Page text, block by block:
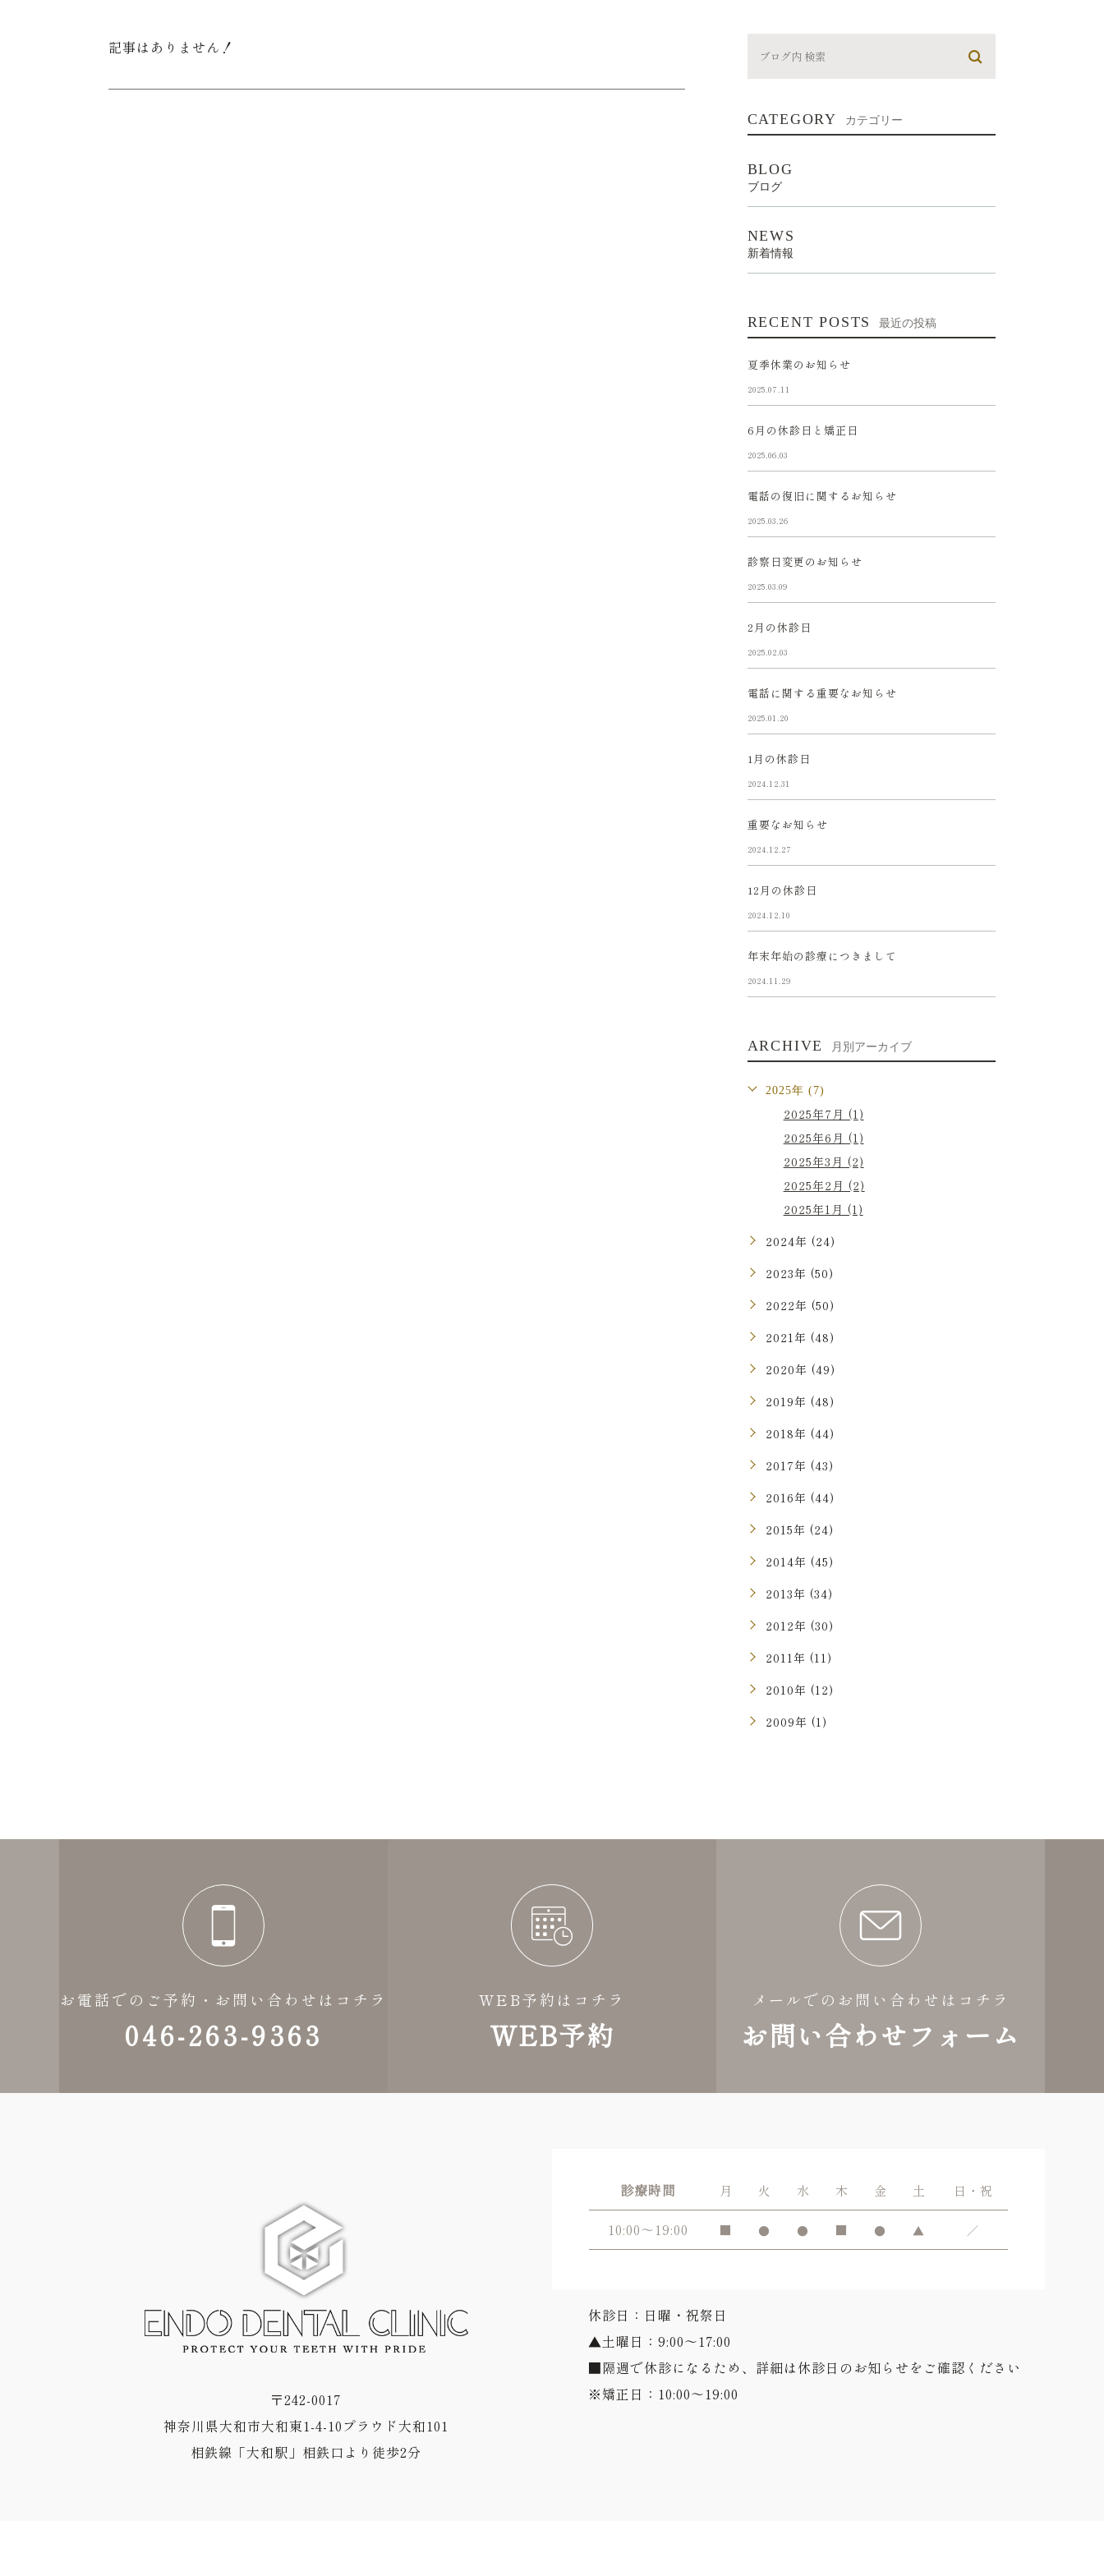
記事はありません！
CATEGORY カテゴリー
BLOG
ブログ
NEWS
新着情報
RECENT POSTS 最近の投稿
夏季休業のお知らせ
2025.07.11
6月の休診日と矯正日
2025.06.03
電話の復旧に関するお知らせ
2025.03.26
診察日変更のお知らせ
2025.03.09
2月の休診日
2025.02.03
電話に関する重要なお知らせ
2025.01.20
1月の休診日
2024.12.31
重要なお知らせ
2024.12.27
12月の休診日
2024.12.10
年末年始の診療につきまして
2024.11.29
ARCHIVE 月別アーカイブ
2025年 (7)
2025年7月 (1)
2025年6月 (1)
2025年3月 (2)
2025年2月 (2)
2025年1月 (1)
2024年 (24)
2023年 (50)
2022年 (50)
2021年 (48)
2020年 (49)
2019年 (48)
2018年 (44)
2017年 (43)
2016年 (44)
2015年 (24)
2014年 (45)
2013年 (34)
2012年 (30)
2011年 (11)
2010年 (12)
2009年 (1)
お電話でのご予約・お問い合わせはコチラ
046-263-9363
WEB予約はコチラ
WEB予約
メールでのお問い合わせはコチラ
お問い合わせフォーム
〒242-0017
神奈川県大和市大和東1-4-10プラウド大和101
相鉄線「大和駅」相鉄口より徒歩2分
診療時間 月 火 水 木 金 土 日・祝
10:00～19:00 ■ ● ● ■ ● ▲ ／
休診日：日曜・祝祭日
▲土曜日：9:00～17:00
■隔週で休診になるため、詳細は休診日のお知らせをご確認ください
※矯正日：10:00～19:00